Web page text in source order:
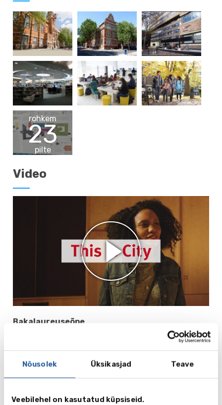
Nõusolek Üksikasjad Teave
Veebilehel on kasutatud küpsiseid.
rohkem
23
pilte
Video
Bakalaureuseõpe
• Accounting & Finance (Cass Business School)
School)
• Business Studies (Cass Business School)